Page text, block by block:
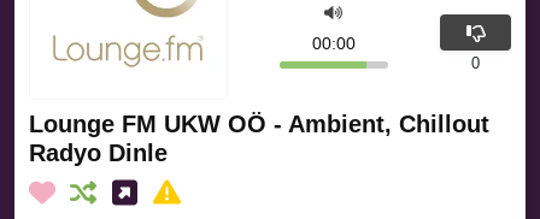
Lounge FM UKW OÖ - Ambient, Chillout
Radyo Dinle
00:00
0